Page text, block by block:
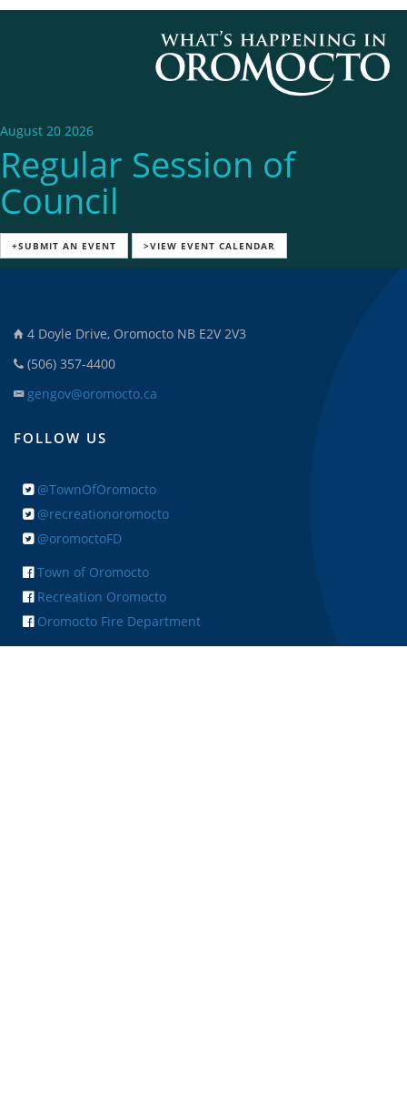
August 20 2026
Regular Session of
Council
+SUBMIT AN EVENT >VIEW EVENT CALENDAR
4 Doyle Drive, Oromocto NB E2V 2V3
(506) 357-4400
gengov@oromocto.ca
FOLLOW US
@TownOfOromocto
@recreationoromocto
@oromoctoFD
Town of Oromocto
Recreation Oromocto
Oromocto Fire Department